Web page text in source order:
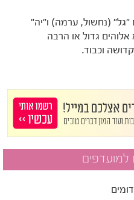
"גל" (נחשול, ערמה) ו"יה"
גדול או הרבה
וכבוד.